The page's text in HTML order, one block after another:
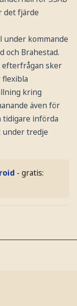
det fjärde
under kommande
och Brahestad.
efterfrågan sker
kring
även för
tidigare införda
under tredje
- gratis: